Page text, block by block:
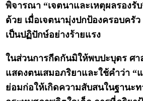
พิจารณา “เจตนาและเหตุผลรองรั
ด้วย เมื่อเจตนามุ่งปกป้องครอบครั
เป็นปฏิปักษ์อย่างร้ายแรง
ในส่วนการกีดกันมิให้พบปะบุตร ศ
แสดงตนเสมอภริยาและใช้คำว่า “
ย่อมก่อให้เกิดความสับสนในฐานะ